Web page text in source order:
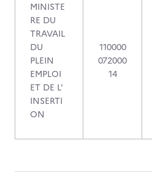
MINISTE
RE DU
TRAVAIL
DU
PLEIN
EMPLOI
ET DE L'
INSERTI
ON
110000
072000
14